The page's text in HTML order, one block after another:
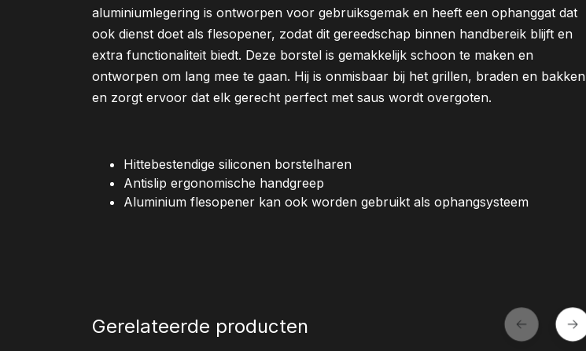
aluminiumlegering is ontworpen voor gebruiksgemak en heeft een ophanggat dat
ook dienst doet als flesopener, zodat dit gereedschap binnen handbereik blijft en
extra functionaliteit biedt. Deze borstel is gemakkelijk schoon te maken en
ontworpen om lang mee te gaan. Hij is onmisbaar bij het grillen, braden en bakken
en zorgt ervoor dat elk gerecht perfect met saus wordt overgoten.
Hittebestendige siliconen borstelharen
Antislip ergonomische handgreep
Aluminium flesopener kan ook worden gebruikt als ophangsysteem
Gerelateerde producten